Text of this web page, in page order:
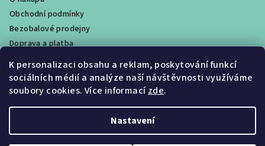
K personalizaci obsahu a reklam, poskytování funkcí
sociálních médií a analýze naší návštěvnosti využíváme
soubory cookies. Více informacízde.
Nastavení
Obchodní podmínky
Bezobalové prodejny
Doprava a platba
Ochrana osobních údajů / GDPR
Věrnostní program
Obchody